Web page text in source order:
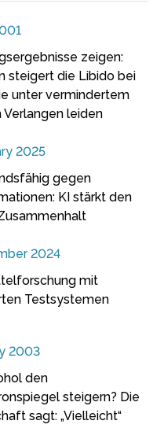
zeigen:
steigert die Libido bei
unter vermindertem
Verlangen leiden
2025
gegen
KI stärkt den
2024
mit
Testsystemen
2003
den
steigern? Die
sagt: „Vielleicht“